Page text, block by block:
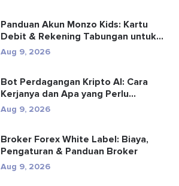
Panduan Akun Monzo Kids: Kartu
Debit & Rekening Tabungan untuk...
Aug 9, 2026
Bot Perdagangan Kripto AI: Cara
Kerjanya dan Apa yang Perlu
Diketa...
Aug 9, 2026
Broker Forex White Label: Biaya,
Pengaturan & Panduan Broker
Aug 9, 2026